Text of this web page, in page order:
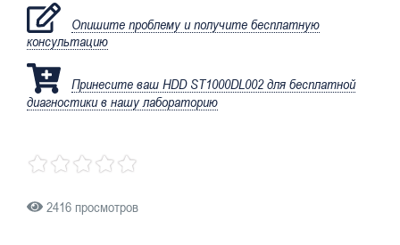
Опишите проблему и получите бесплатную
консультацию
Принесите ваш HDD ST1000DL002 для бесплатной
диагностики в нашу лабораторию
2416 просмотров